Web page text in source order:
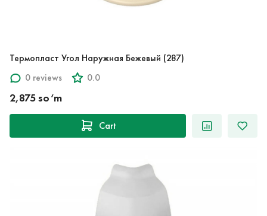
Термопласт Угол Наружная Бежевый (287)
0 reviews
0.0
2,875 so‘m
Cart